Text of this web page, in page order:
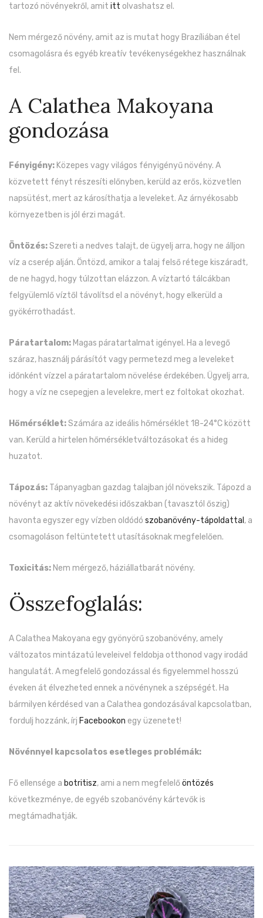
tartozó növényekről, amit itt olvashatsz el.
Nem mérgező növény, amit az is mutat hogy Brazíliában étel
csomagolásra és egyéb kreatív tevékenységekhez használnak
fel.
A Calathea Makoyana
gondozása
Fényigény: Közepes vagy világos fényigényű növény. A
közvetett fényt részesíti előnyben, kerüld az erős, közvetlen
napsütést, mert az károsíthatja a leveleket. Az árnyékosabb
környezetben is jól érzi magát.
Öntözés:Szereti a nedves talajt, de ügyelj arra, hogy ne álljon
víz a cserép alján. Öntözd, amikor a talaj felső rétege kiszáradt,
de ne hagyd, hogy túlzottan elázzon. A víztartó tálcákban
felgyülemlő víztől távolítsd el a növényt, hogy elkerüld a
gyökérrothadást.
Páratartalom: Magas páratartalmat igényel. Ha a levegő
száraz, használj párásítót vagy permetezd meg a leveleket
időnként vízzel a páratartalom növelése érdekében. Ügyelj arra,
hogy a víz ne csepegjen a levelekre, mert ez foltokat okozhat.
Hőmérséklet:Számára az ideális hőmérséklet 18-24°C között
van. Kerüld a hirtelen hőmérsékletváltozásokat és a hideg
huzatot.
Tápozás: Tápanyagban gazdag talajban jól növekszik. Tápozd a
növényt az aktív növekedési időszakban (tavasztól őszig)
havonta egyszer egy vízben oldódó szobanövény-tápoldattal , a
csomagoláson feltüntetett utasításoknak megfelelően.
Toxicitás: Nem mérgező, háziállatbarát növény.
Összefoglalás:
A Calathea Makoyana egy gyönyörű szobanövény, amely
változatos mintázatú leveleivel feldobja otthonod vagy irodád
hangulatát. A megfelelő gondozással és figyelemmel hosszú
éveken át élvezheted ennek a növénynek a szépségét. Ha
bármilyen kérdésed van a Calathea gondozásával kapcsolatban,
fordulj hozzánk, írj Facebookon egy üzenetet!
Növénnyel kapcsolatos esetleges problémák:
Fő ellensége a botritisz, ami a nem megfelelőöntözés
következménye, de egyéb szobanövény kártevők is
megtámadhatják.